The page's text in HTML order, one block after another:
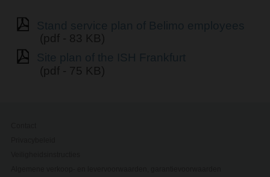
(pdf - 83 KB)
(pdf - 75 KB)